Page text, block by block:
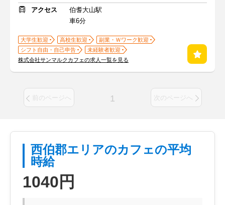
アクセス
伯耆大山駅
車6分
大学生歓迎 高校生歓迎
副業・Ｗワーク歓迎
シフト自由・自己申告
未経験者歓迎
株式会社サンマルクカフェの求人一覧を見る
前のページへ 1 次のページへ
西伯郡エリアのカフェの平均
時給
1040円